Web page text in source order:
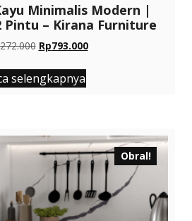
Minimalis Modern |
Pintu – Kirana Furniture
Harga
adalah:
Rp1.272.000.
Rp793.000Harga
selengkapnya
Obral!